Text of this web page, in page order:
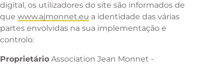
digital, os utilizadores do site são informados de
que www.ajmonnet.eu a identidade das várias
partes envolvidas na sua implementação e
controlo:
Proprietário Association Jean Monnet -